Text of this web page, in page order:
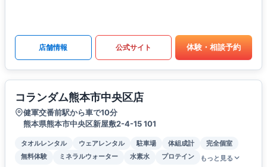
店舗情報 公式サイト 体験・相談予約
コランダム熊本市中央区店
健軍交番前駅から車で10分
熊本県熊本市中央区新屋敷2-4-15 101
タオルレンタル ウェアレンタル 駐車場 体組成計
完全個室
無料体験
ミネラルウォーター 水素水 プロテイン もっと見る